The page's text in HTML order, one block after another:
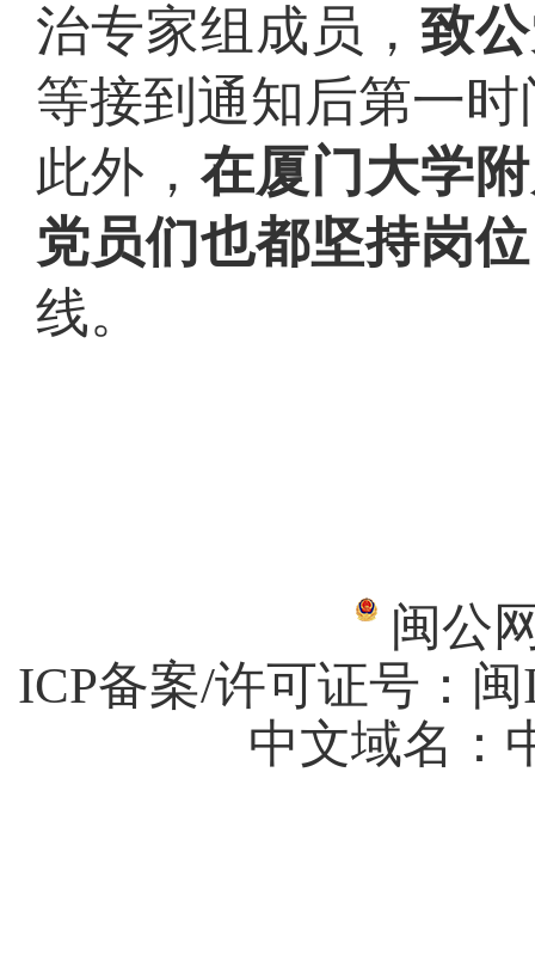
治专家组成员，致
等接到通知后第一
此外，在厦门大学
党员们也都坚持岗位
线。
闽公
ICP备案/许可证号： 闽
中文域名：